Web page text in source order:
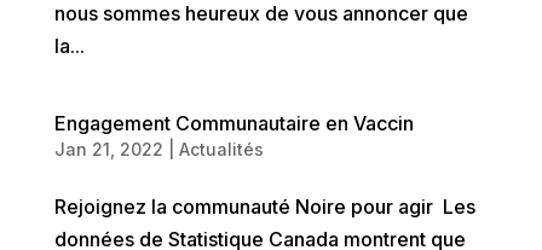
nous sommes heureux de vous annoncer que
la...
Engagement Communautaire en Vaccin
Jan 21, 2022 Actualités
Rejoignez la communauté Noire pour agir Les
données de Statistique Canada montrent que